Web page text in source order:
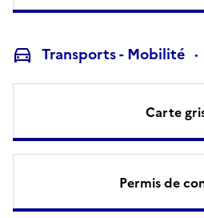
Transports - Mobilité
Carte
Permis de